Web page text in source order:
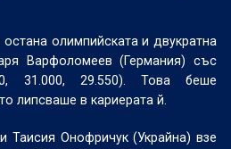
олимпийската и двукратна
Варфоломеев (Германия) със
31.000, 29.550). Това беше
липсваше в кариерата й.
Таисия Онофричук (Украйна) взе